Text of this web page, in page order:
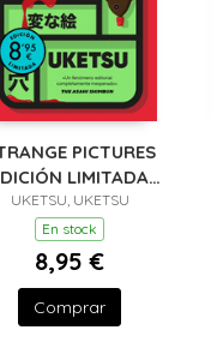
PICTURES
LIMITADA ·
VERANO)
UKETSU, UKETSU
En stock
8,95 €
Comprar